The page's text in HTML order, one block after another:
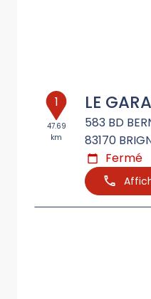
1
47.69
km
LE
583 BD
83170
Fermé